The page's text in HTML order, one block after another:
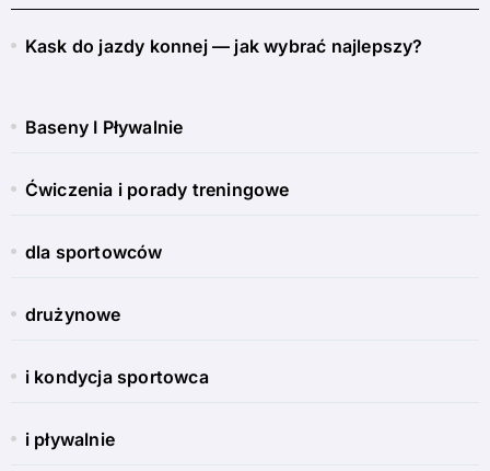
Kask do jazdy konnej — jak wybrać najlepszy?
Baseny I Pływalnie
Ćwiczenia i porady treningowe
dla sportowców
drużynowe
i kondycja sportowca
i pływalnie